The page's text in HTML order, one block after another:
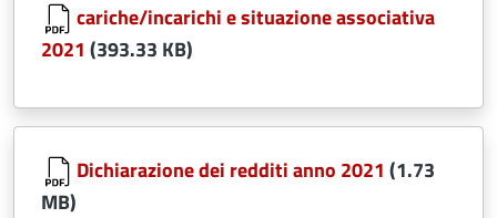
cariche/incarichi e situazione associativa
2021 (393.33 KB)
Document
Dichiarazione dei redditi anno 2021 (1.73
MB)